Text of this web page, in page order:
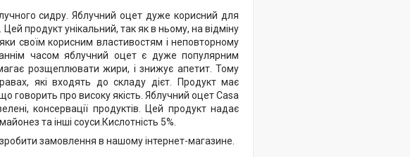
сидру. Яблучний оцет дуже корисний для
Цей продукт унікальний, так як в ньому, на відміну
своїм корисним властивостям і неповторному
часом яблучний оцет є дуже популярним
розщеплювати жири, і знижує апетит. Тому
які входять до складу дієт. Продукт має
говорить про високу якість. Яблучний оцет Casa
консервації продуктів. Цей продукт надає
та інші соуси.Кислотність 5%.
замовлення в нашому інтернет-магазине.